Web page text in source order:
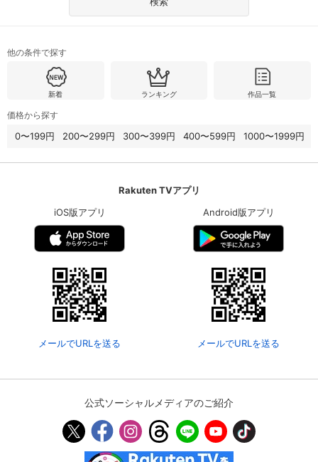
他の条件で探す
新着 ランキング 作品一覧
価格から探す
0〜199円 200〜299円 300〜399円 400〜599円 1000〜1999円
Rakuten TVアプリ
iOS版アプリ
メールでURLを送る
Android版アプリ
メールでURLを送る
公式ソーシャルメディアのご紹介